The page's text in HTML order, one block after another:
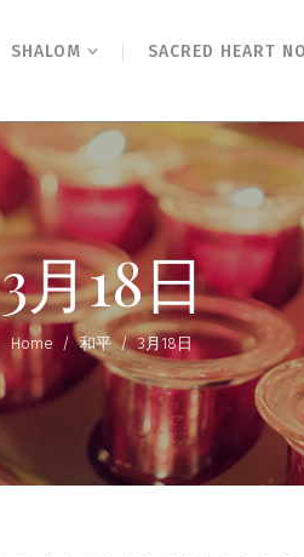
SHALOM SACRED HEART
3月18日
Home /和平 /3月18日